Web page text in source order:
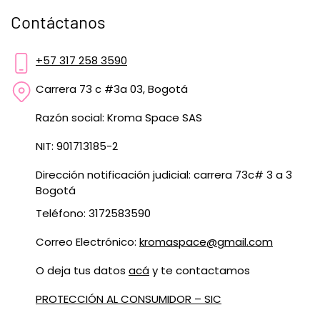
Contáctanos
+57 317 258 3590
Carrera 73 c #3a 03, Bogotá
Razón social: Kroma Space SAS
NIT: 901713185-2
Dirección notificación judicial: carrera 73c# 3 a 3
Bogotá
Teléfono: 3172583590
Correo Electrónico: kromaspace@gmail.com
O deja tus datos acáy te contactamos
PROTECCIÓN AL CONSUMIDOR – SIC